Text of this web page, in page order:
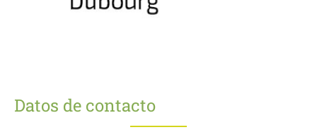
Datos de contacto